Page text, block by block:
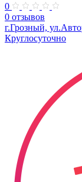
0
0 отзывов
г.Грозный,
Круглосуточно